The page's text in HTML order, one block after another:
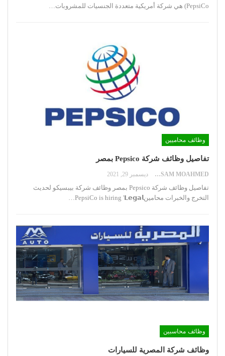
PepsiCo)‏ هي شركة أمريكية متعددة الجنسيات للمشروبات
وظائف محاميين
تفاصيل وظائف شركة Pepsico بمصر
HOSSAM MOAHMED ديسمبر 29, 2021
تفاصيل وظائف شركة Pepsico بمصر
وظائف شركة بيبسيكو لحديث
التخرج والخبرات محامينPepsiCo is hiring '𝗟𝗲𝗴𝗮𝗹
وظائف محاسبين
وظائف شركة المصرية للسيارات